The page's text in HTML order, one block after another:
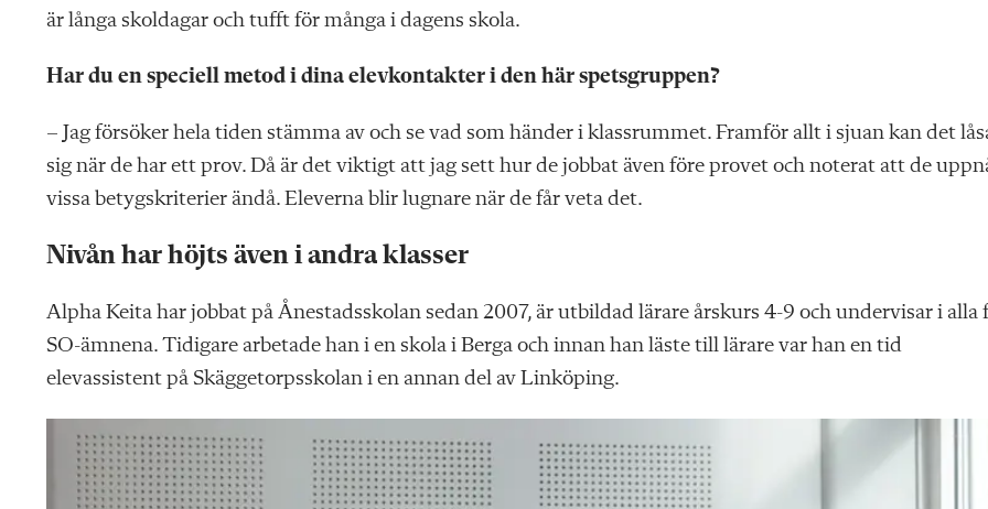
är långa skoldagar och tufft för många i dagens skola.
Har du en speciell metod i dina elevkontakter i den här spetsgruppen?
– Jag försöker hela tiden stämma av och se vad som händer i klassrummet. Framför allt i sjuan kan det
sig när de har ett prov. Då är det viktigt att jag sett hur de jobbat även före provet och noterat att de
vissa betygskriterier ändå. Eleverna blir lugnare när de får veta det.
Nivån har höjts även i andra klasser
Alpha Keita har jobbat på Ånestadsskolan sedan 2007, är utbildad lärare årskurs 4-9 och undervisar i alla
SO-ämnena. Tidigare arbetade han i en skola i Berga och innan han läste till lärare var han en tid
elevassistent på Skäggetorpsskolan i en annan del av Linköping.